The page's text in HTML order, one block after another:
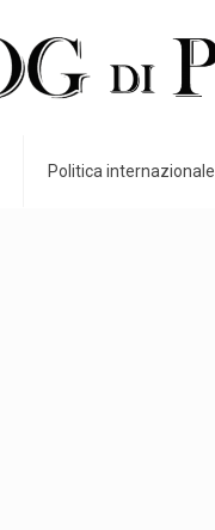
Politica internazionale